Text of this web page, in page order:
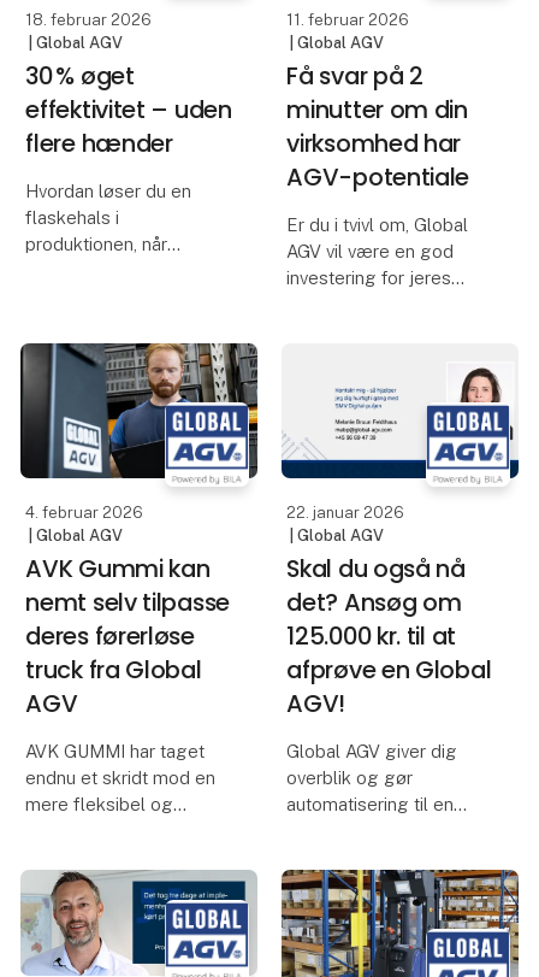
18. februar 2026
| Global AGV
30 % øget
effektivitet – uden
flere hænder
Hvordan løser du en
flaskehals i
produktionen, når
Hos Fasterholt
Maskinfabrik var svaret
en førerløs truck fra
Global AGV - og
resultatet taler for sig
selv:
11. februar 2026
| Global AGV
Få svar på 2
minutter om din
virksomhed har
AGV-potentiale
Er du i tvivl om, Global
AGV vil være en god
investering for jeres
automatisere deres
interne logistik med
AGVer – men det kan
være svært at
4. februar 2026
| Global AGV
AVK Gummi kan
nemt selv tilpasse
deres førerløse
truck fra Global
AGV
AVK GUMMI har taget
endnu et skridt mod en
mere fleksibel og
Global AGV.
"Vi har valgt Global AGV,
fordi vi har brug for en
22. januar 2026
| Global AGV
Skal du også nå
det? Ansøg om
125.000 kr. til at
afprøve en Global
AGV!
Global AGV giver dig
overblik og gør
automatisering til en
Vidste du, at du lige nu
kan få op til 125.000 kr.
fra SMV:Digital til at